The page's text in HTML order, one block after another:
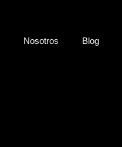
Nosotros Blog